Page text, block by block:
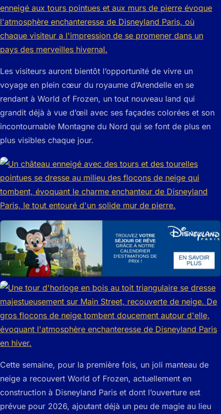
Les visiteurs auront bientôt l’opportunité de vivre un
voyage en plein cœur du royaume d’Arendelle en se
rendant à World of Frozen, un tout nouveau land qui
grandit déjà à vue d’œil avec ses façades colorées et son
incontournable Montagne du Nord qui se font de plus en
plus visibles chaque jour.
Cette semaine, pour la première fois, un joli manteau de
neige a recouvert World of Frozen, actuellement en
construction à Disneyland Paris et dont l’ouverture est
prévue pour 2026, ajoutant déjà un peu de magie au lieu